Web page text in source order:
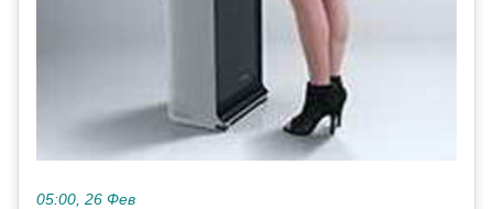
05:00, 26 Фев